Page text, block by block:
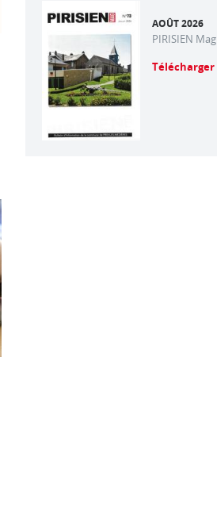
AOÛT 2026
PIRISIEN Mag
Télécharger